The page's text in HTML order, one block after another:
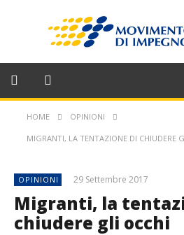
HOME OPINIONI
MIGRANTI, LA TENTAZIONE DI CHIUDERE
OPINIONI 29 Settembre 2017
Migranti, la
chiudere gli occhi